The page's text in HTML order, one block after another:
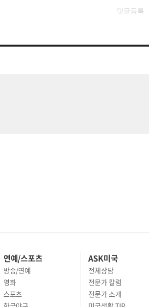
연예/스포츠
방송/연예
ASK미국
전체상담